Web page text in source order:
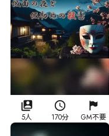
5人 170分 GM不要